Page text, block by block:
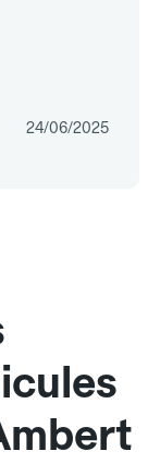
24/06/2025